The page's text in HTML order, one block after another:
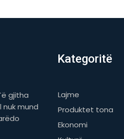
gjitha
mund
Kategoritë
Lajme
Produktet tona
Ekonomi